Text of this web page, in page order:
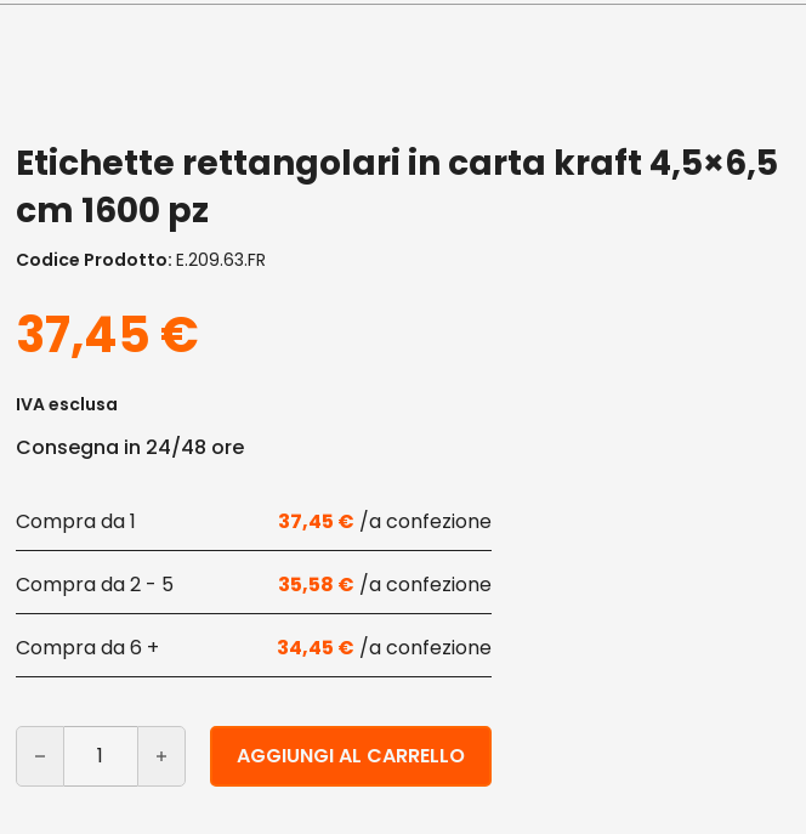
Etichette rettangolari in carta kraft 4,5×6,5
cm 1600 pz
Codice Prodotto: E.209.63.FR
37,45€
IVA esclusa
Consegna in 24/48 ore
1 37,45 €
2 - 5 35,58 €
6 + 34,45 €
Etichette rettangolari in carta kraft 4,5x6,5 cm 1600 pz quantità
AGGIUNGI AL CARRELLO
Alternative: